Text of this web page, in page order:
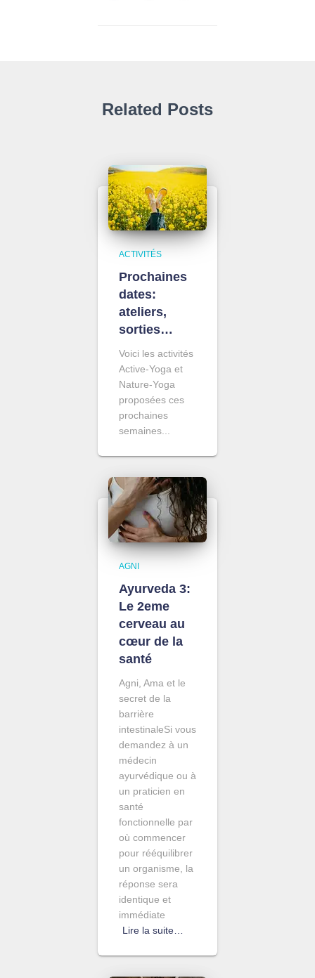
Related Posts
ACTIVITÉS
Prochaines
dates:
ateliers,
sorties…
Voici les activités
Active-Yoga et
Nature-Yoga
proposées ces
prochaines
semaines...
AGNI
Ayurveda 3:
Le 2eme
cerveau au
cœur de la
santé
Agni, Ama et le
secret de la
barrière
intestinaleSi vous
demandez à un
médecin
ayurvédique ou à
un praticien en
santé
fonctionnelle par
où commencer
pour rééquilibrer
un organisme, la
réponse sera
identique et
immédiate
Lire la suite…